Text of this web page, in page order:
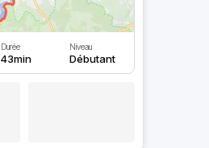
Durée
43min
Niveau
Débutant